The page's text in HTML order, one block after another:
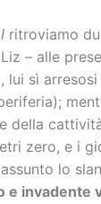
ritroviamo
– alle
sì
della
zero, e i
lo
e invadente